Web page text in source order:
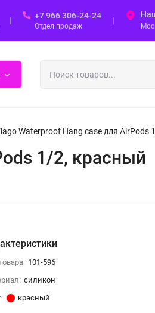
+7 966 306-24-24
Отдел продаж
Waterproof Hang case для AirPods
1/2, красный
101-596
силикон
красный